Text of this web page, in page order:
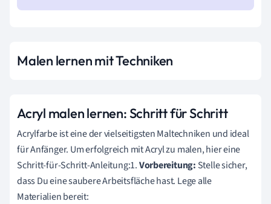
Malen lernen mit Techniken
Acryl malen lernen: Schritt für Schritt
Acrylfarbe ist eine der vielseitigsten Maltechniken und ideal
für Anfänger. Um erfolgreich mit Acryl zu malen, hier eine
Schritt-für-Schritt-Anleitung:1.Vorbereitung: Stelle sicher,
dass Du eine saubere Arbeitsfläche hast. Lege alle
Materialien bereit: